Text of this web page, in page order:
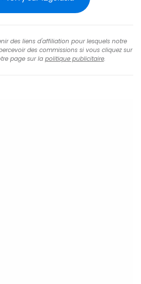
des liens d'affiliation pour lesquels notre
des commissions si vous cliquez sur
page sur la politique publicitaire.